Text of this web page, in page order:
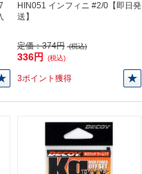
HIN051 インフィニ #2/0【即日発
送】
定価：374円 (税込)
336円 (税込)
3ポイント獲得